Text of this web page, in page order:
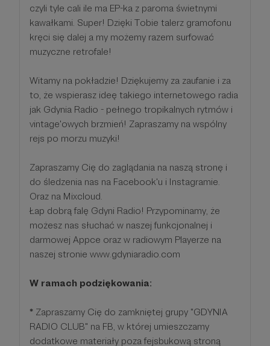
czyli tyle cali ile ma EP-ka z paroma świetnymi
kawałkami. Super! Dzięki Tobie talerz gramofonu
kręci się dalej a my możemy razem surfować
muzyczne retrofale!
Witamy na pokładzie! Dziękujemy za zaufanie i za
to, że wspierasz ideę takiego internetowego radia
jak Gdynia Radio - pełnego tropikalnych rytmów i
vintage'owych brzmień! Zapraszamy na wspólny
rejs po morzu muzyki!
Zapraszamy Cię do zaglądania na naszą stronę i
do śledzenia nas na Facebook'u i Instagramie.
Oraz na Mixcloud.
Łap dobrą falę Gdyni Radio! Przypominamy, że
możesz nas słuchać w naszej funkcjonalnej i
darmowej Appce oraz w radiowym Playerze na
naszej stronie www.gdyniaradio.com
W ramach podziękowania:
* Zapraszamy Cię do zamkniętej grupy "GDYNIA
RADIO CLUB" na FB, w której umieszczamy
dodatkowe materiały poza fejsbukową stroną